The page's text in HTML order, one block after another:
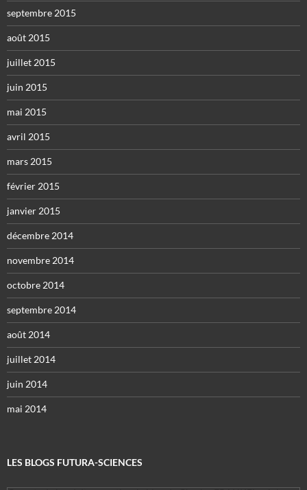
septembre 2015
août 2015
juillet 2015
juin 2015
mai 2015
avril 2015
mars 2015
février 2015
janvier 2015
décembre 2014
novembre 2014
octobre 2014
septembre 2014
août 2014
juillet 2014
juin 2014
mai 2014
LES BLOGS FUTURA-SCIENCES